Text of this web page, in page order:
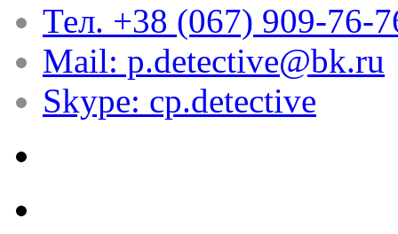
Тел. +38 (067) 909-76-
Mail: p.detective@bk.ru
Skype: cp.detective